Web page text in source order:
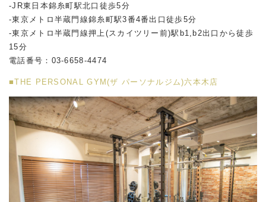
-JR東日本錦糸町駅北口徒歩5分
-東京メトロ半蔵門線錦糸町駅3番4番出口徒歩5分
-東京メトロ半蔵門線押上(スカイツリー前)駅b1,b2出口から徒歩
15分
電話番号：03-6658-4474
■THE PERSONAL GYM(ザ パーソナルジム)六本木店